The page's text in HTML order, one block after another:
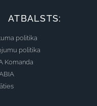
ATBALSTS:
politika
politika
Komanda